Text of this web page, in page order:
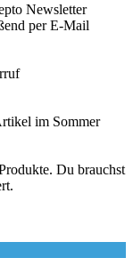
Newsletter
per E-Mail
im Sommer
Du brauchst